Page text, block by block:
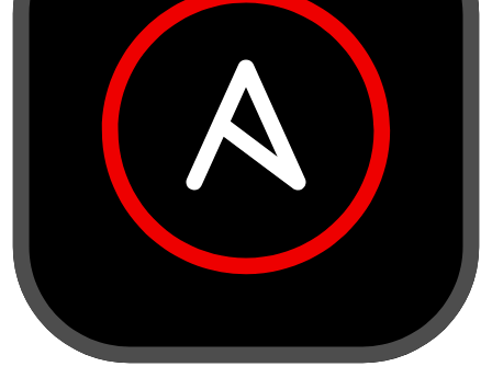
Destacados
Red Hat AI Enterprise
Red Hat OpenShift Virtualization Engine
Red Hat Desktop
Ver todos los productos
Prueba y compra
Prueba gratis